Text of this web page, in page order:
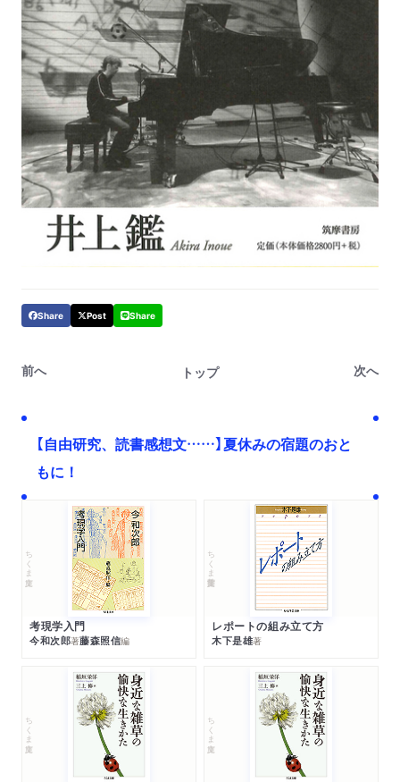
Share Post Share
前へ トップ 次へ
【自由研究、読書感想文……】夏休みの宿題のおと
もに！
ちくま文庫
考現学入門
今和次郎著藤森照信編
ちくま学芸文庫
レポートの組み立て方
木下是雄著
ちくま文庫 ちくま文庫